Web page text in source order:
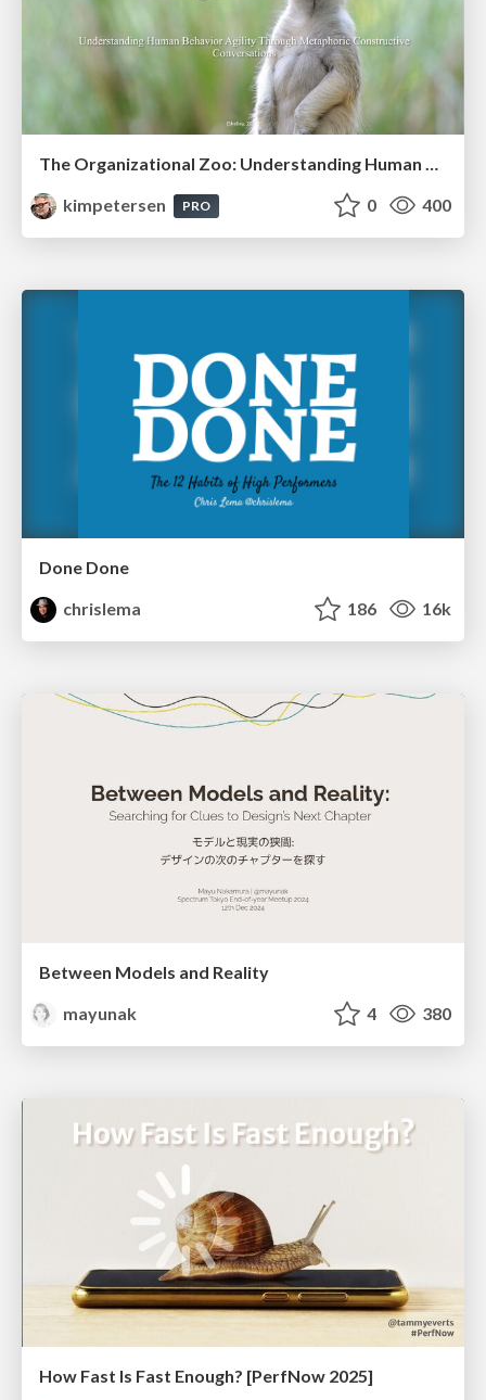
The Organizational Zoo: Understanding Human Behavior Agility Through Metaphoric Constructive Conversations (based on the works of Arthur Shelley, Ph.D)
kimpetersen
PRO 0 400
Done Done
chrislema
186 16k
Between Models and Reality
mayunak
4 380
How Fast Is Fast Enough? [PerfNow 2025]